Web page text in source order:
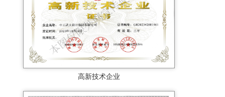
高新技术企业